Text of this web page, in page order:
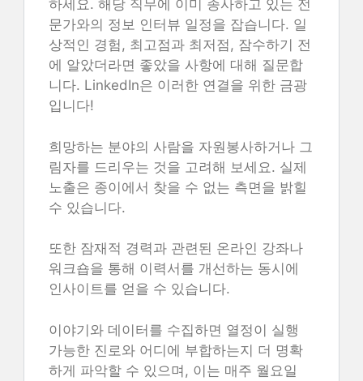
하세요. 해당 직무에 이미 종사하고 있는 전
문가와의 정보 인터뷰 일정을 잡습니다. 일
상적인 경험, 최고점과 최저점, 잠수하기 전
에 알았더라면 좋았을 사항에 대해 질문합
니다. LinkedIn은 이러한 연결을 위한 금광
입니다!
희망하는 분야의 사람을 자원봉사하거나 그
림자를 드리우는 것을 고려해 보세요. 실제
노출은 종이에서 찾을 수 없는 측면을 밝힐
수 있습니다.
또한 잠재적 경력과 관련된 온라인 강좌나
워크숍을 통해 이력서를 개선하는 동시에
인사이트를 얻을 수 있습니다.
이야기와 데이터를 수집하면 열정이 실행
가능한 진로와 어디에 부합하는지 더 명확
하게 파악할 수 있으며, 이는 매주 월요일